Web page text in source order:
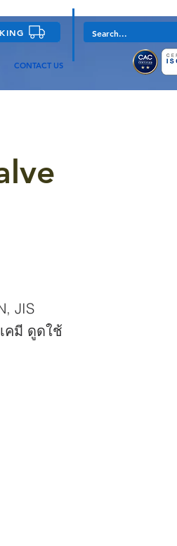
CONTACT US
JIS
คมี ดูดใช้